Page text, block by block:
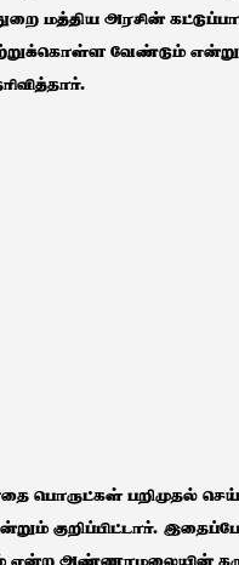
மத்திய அரசின்
வேண்டும்
பொருட்கள் பறிமுதல்
குறிப்பிட்டார்.